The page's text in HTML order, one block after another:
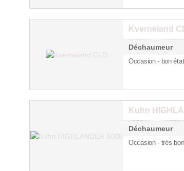
Kverneland
Déchaumeur
Occasion - bon
Kuhn
Déchaumeur
Occasion - très